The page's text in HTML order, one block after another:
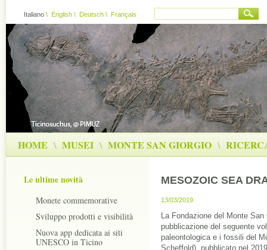
Italiano \ English \ Deutsch \ Français
HOME \ MUSEI \ MONTE SAN GIORGIO \
Le ultime novità
Monete commemorative
Sviluppo prodotti e visibilità
Nuova app dedicata ai siti
UNESCO in Ticino
MESOZOIC SEA
13/03/2019
La Fondazione del Monte
pubblicazione del seguente
paleontologica e i fossili del
Scheffold), pubblicato nel